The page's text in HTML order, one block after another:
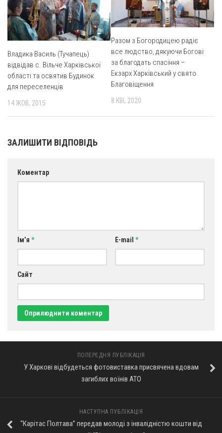
Владика Василь (Тучапець)
відвідав с. Вільче Харківської
області та освятив Будинок
для переселенців
14 ЖОВ, 2015
Разом з Богородицею радіє
все людство, дякуючи Богові
за благодать спасіння –
Екзарх Харківський у свято
Благовіщення
8 КВІ, 2020
ЗАЛИШИТИ ВІДПОВІДЬ
Коментар
Ім’я * E-mail *
Сайт
ПОПЕРЕДНЯ ПУБЛІКАЦІЯ
У Харкові відбудеться фотовиставка присвячена вдовам
загиблих воїнів АТО
НАСТУПНА ПУБЛІКАЦІЯ
“Карітас Полтава” передав молоді з інвалідністю кошти від